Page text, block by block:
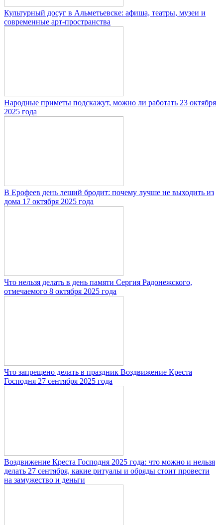
Культурный досуг в Альметьевске: афиша, театры, музеи и
современные арт-пространства
Народные приметы подскажут, можно ли работать 23 октября
2025 года
В Ерофеев день леший бродит: почему лучше не выходить из
дома 17 октября 2025 года
Что нельзя делать в день памяти Сергия Радонежского,
отмечаемого 8 октября 2025 года
Что запрещено делать в праздник Воздвижение Креста
Господня 27 сентября 2025 года
Воздвижение Креста Господня 2025 года: что можно и нельзя
делать 27 сентября, какие ритуалы и обряды стоит провести
на замужество и деньги